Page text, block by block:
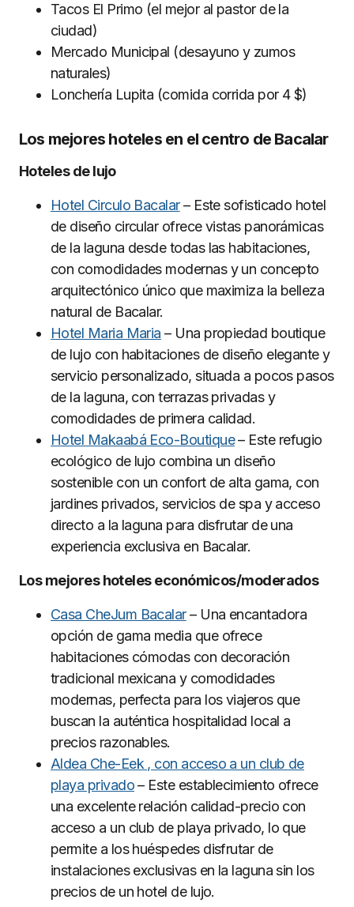
Tacos El Primo (el mejor al pastor de la
ciudad)
Mercado Municipal (desayuno y zumos
naturales)
Lonchería Lupita (comida corrida por 4 $)
Los mejores hoteles en el centro de Bacalar
Hoteles de lujo
Hotel Circulo Bacalar– Este sofisticado hotel
de diseño circular ofrece vistas panorámicas
de la laguna desde todas las habitaciones,
con comodidades modernas y un concepto
arquitectónico único que maximiza la belleza
natural de Bacalar.
Hotel Maria Maria – Una propiedad boutique
de lujo con habitaciones de diseño elegante y
servicio personalizado, situada a pocos pasos
de la laguna, con terrazas privadas y
comodidades de primera calidad.
Hotel Makaabá Eco-Boutique– Este refugio
ecológico de lujo combina un diseño
sostenible con un confort de alta gama, con
jardines privados, servicios de spa y acceso
directo a la laguna para disfrutar de una
experiencia exclusiva en Bacalar.
Los mejores hoteles económicos/moderados
Casa CheJum Bacalar– Una encantadora
opción de gama media que ofrece
habitaciones cómodas con decoración
tradicional mexicana y comodidades
modernas, perfecta para los viajeros que
buscan la auténtica hospitalidad local a
precios razonables.
Aldea Che-Eek , con acceso a un club de
playa privado– Este establecimiento ofrece
una excelente relación calidad-precio con
acceso a un club de playa privado, lo que
permite a los huéspedes disfrutar de
instalaciones exclusivas en la laguna sin los
precios de un hotel de lujo.